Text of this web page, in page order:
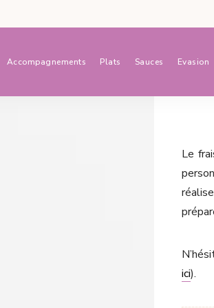
Accompagnements Plats Sauces Evasion
Le
ici).